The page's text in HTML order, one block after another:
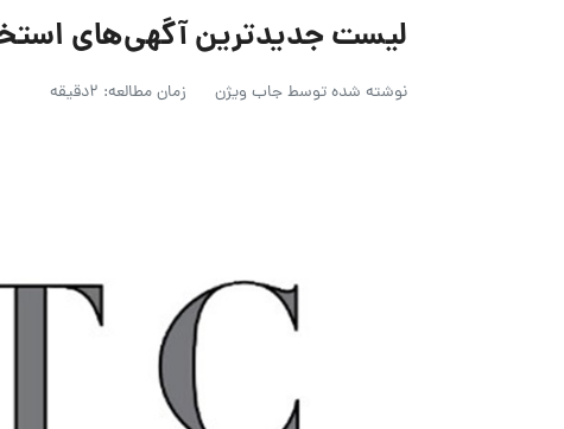
لیست جدیدترین آگهی‌های استخدام
نوشته شده توسطجاب ویژن زمان مطالعه: 2دقیقه